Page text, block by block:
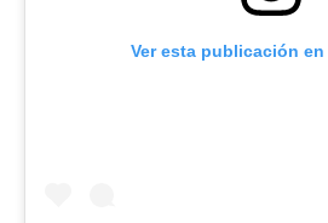
Ver esta publicación